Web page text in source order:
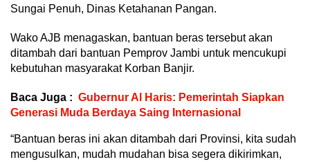
Sungai Penuh, Dinas Ketahanan Pangan.
Wako AJB menagaskan, bantuan beras tersebut akan
ditambah dari bantuan Pemprov Jambi untuk mencukupi
kebutuhan masyarakat Korban Banjir.
Baca Juga : Gubernur Al Haris: Pemerintah Siapkan
Generasi Muda Berdaya Saing Internasional
“Bantuan beras ini akan ditambah dari Provinsi, kita sudah
mengusulkan, mudah mudahan bisa segera dikirimkan,